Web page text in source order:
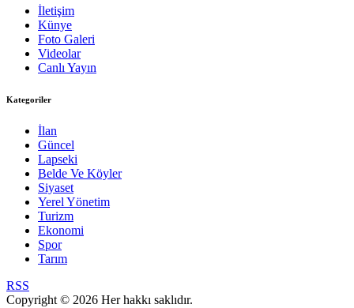
İletişim
Künye
Foto Galeri
Videolar
Canlı Yayın
Kategoriler
İlan
Güncel
Lapseki
Belde Ve Köyler
Siyaset
Yerel Yönetim
Turizm
Ekonomi
Spor
Tarım
RSS
Copyright © 2026 Her hakkı saklıdır.